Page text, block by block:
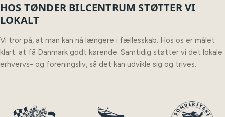
HOS TØNDER BILCENTRUM STØTTER VI
LOKALT
Vi tror på, at man kan nå længere i fællesskab. Hos os er målet
klart: at få Danmark godt kørende. Samtidig støtter vi det lokale
erhvervs- og foreningsliv, så det kan udvikle sig og trives.